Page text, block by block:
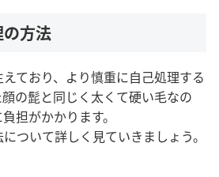
方法
ており、より慎重に自己処理する
の髭と同じく太くて硬い毛なの
担がかかります。
ついて詳しく見ていきましょう。